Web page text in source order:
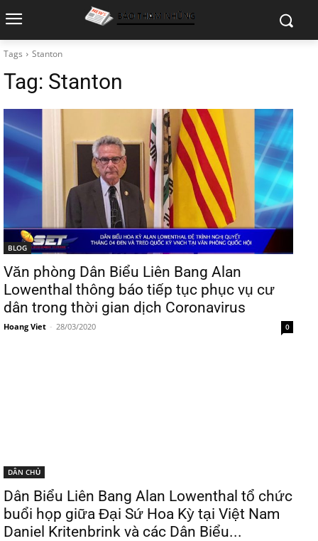
Tags Stanton
Tag: Stanton
BLOG
Văn phòng Dân Biểu Liên Bang Alan
Lowenthal thông báo tiếp tục phục vụ cư
dân trong thời gian dịch Coronavirus
Hoang Viet - 28/03/2020 0
DÂN CHỦ
Dân Biểu Liên Bang Alan Lowenthal tổ chức
buổi họp giữa Đại Sứ Hoa Kỳ tại Việt Nam
Daniel Kritenbrink và các Dân Biểu...